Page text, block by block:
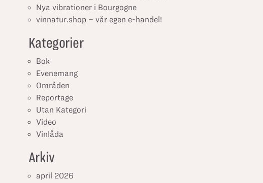
Nya vibrationer i Bourgogne
vinnatur.shop – vår egen e-handel!
Kategorier
Bok
Evenemang
Områden
Reportage
Utan Kategori
Video
Vinlåda
Arkiv
april 2026